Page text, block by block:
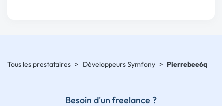
Tous les prestataires > Développeurs Symfony > Pierrebee6q
Besoin d'un freelance ?